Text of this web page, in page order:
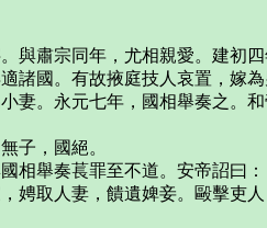
肅宗同年，尤相親愛。建初
國。有故掖庭技人哀置，嫁
。永元七年，國相舉奏之。和
子，國絕。
舉奏萇罪至不道。安帝詔曰
取人妻，饋遺婢妾。毆擊吏